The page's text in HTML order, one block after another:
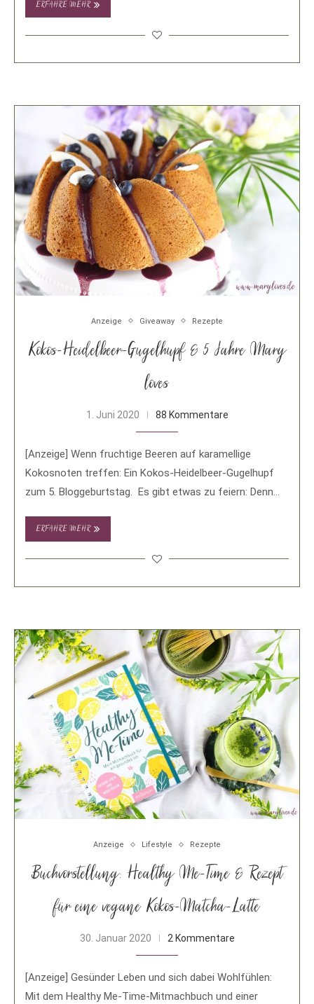
ERFAHRE MEHR
Anzeige Giveaway Rezepte
Kokos-Heidelbeer-Gugelhupf & 5 Jahre Mary
loves
1. Juni 2020 88 Kommentare
[Anzeige] Wenn fruchtige Beeren auf karamellige
Kokosnoten treffen: Ein Kokos-Heidelbeer-Gugelhupf
zum 5. Bloggeburtstag. Es gibt etwas zu feiern: Denn
ERFAHRE MEHR
Anzeige Lifestyle Rezepte
Buchvorstellung: Healthy Me-Time & Rezept
für eine vegane Kokos-Matcha-Latte
30. Januar 2020 2 Kommentare
[Anzeige] Gesünder Leben und sich dabei Wohlfühlen:
Mit dem Healthy Me-Time-Mitmachbuch und einer